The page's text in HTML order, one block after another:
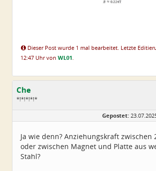
Dieser Post wurde 1 mal bearbeitet. Letzte
12:47 Uhr von WL01.
Che
*!*!*!*!*
Alter:
72
Dabei seit:
06 / 2014
Gepostet:
Ja wie denn? Anziehungskraft zwischen
oder zwischen Magnet und Platte aus
Stahl?